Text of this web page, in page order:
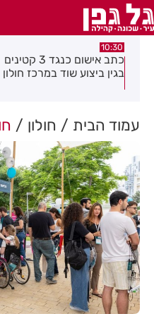
כתב אישום כנגד 3 קטינים
חולון
סגן ראש עיריית רמת גן
ישראל זרי מצטרף
"ישר" בראשות גדי
עמוד הבית חולון